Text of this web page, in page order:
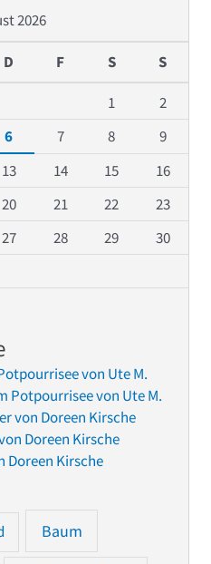
2026
D F S S
1
2
6 7 8
9
13 14 15
16
20 21 22
23
27 28 29
30
von Ute M.
Potpourrisee von Ute M.
von Doreen Kirsche
Doreen Kirsche
Doreen Kirsche
Baum